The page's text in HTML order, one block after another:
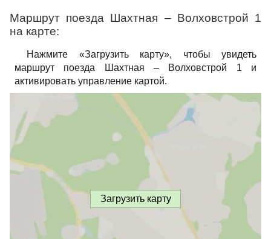
Маршрут поезда Шахтная – Волховстрой 1
на карте:
Нажмите «Загрузить карту», чтобы увидеть
маршрут поезда Шахтная – Волховстрой 1 и
активировать управление картой.
Загрузить карту